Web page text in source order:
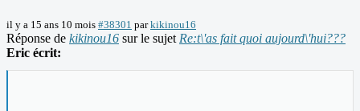
il y a 15 ans 10 mois #38301 parkikinou16
Réponse de kikinou16 sur le sujet Re:t\'as fait quoi aujourd\'hui???
Eric écrit: